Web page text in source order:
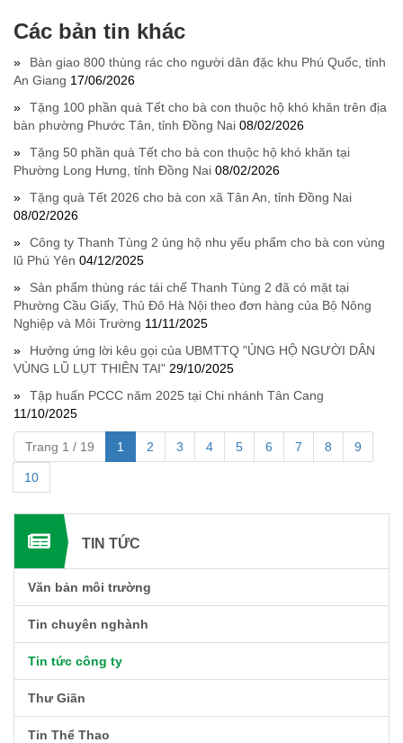
Các bản tin khác
Bàn giao 800 thùng rác cho người dân đặc khu Phú Quốc, tỉnh
An Giang 17/06/2026
Tặng 100 phần quà Tết cho bà con thuộc hộ khó khăn trên địa
bàn phường Phước Tân, tỉnh Đồng Nai 08/02/2026
Tặng 50 phần quà Tết cho bà con thuộc hộ khó khăn tại
Phường Long Hưng, tỉnh Đồng Nai 08/02/2026
Tặng quà Tết 2026 cho bà con xã Tân An, tỉnh Đồng Nai
08/02/2026
Công ty Thanh Tùng 2 ủng hộ nhu yếu phẩm cho bà con vùng
lũ Phú Yên 04/12/2025
Sản phẩm thùng rác tái chế Thanh Tùng 2 đã có mặt tại
Phường Cầu Giấy, Thủ Đô Hà Nội theo đơn hàng của Bộ Nông
Nghiệp và Môi Trường 11/11/2025
Hưởng ứng lời kêu gọi của UBMTTQ "ỦNG HỘ NGƯỜI DÂN
VÙNG LŨ LỤT THIÊN TAI" 29/10/2025
Tập huấn PCCC năm 2025 tại Chi nhánh Tân Cang
11/10/2025
Trang 1 / 19 1 2 3 4 5 6 7 8 9
10
TIN TỨC
Văn bản môi trường
Tin chuyên nghành
Tin tức công ty
Thư Giãn
Tin Thể Thao